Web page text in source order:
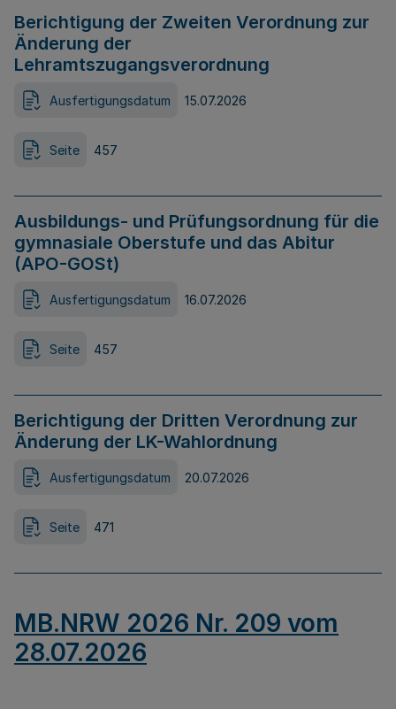
Berichtigung der Zweiten Verordnung zur
Änderung der
Lehramtszugangsverordnung
Ausfertigungsdatum 15.07.2026
Seite 457
Ausbildungs- und Prüfungsordnung für die
gymnasiale Oberstufe und das Abitur
(APO-GOSt)
Ausfertigungsdatum 16.07.2026
Seite 457
Berichtigung der Dritten Verordnung zur
Änderung der LK-Wahlordnung
Ausfertigungsdatum 20.07.2026
Seite 471
MB.NRW 2026 Nr. 209 vom
28.07.2026